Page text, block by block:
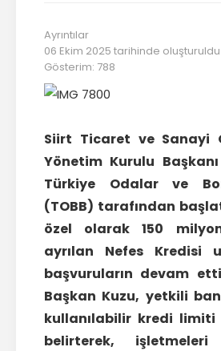
İletişim
Ayrıntılar
06 Ekim 2025 tarihinde oluşturuldu
Gösterim: 788
Siirt Ticaret ve Sanayi
Yönetim Kurulu
Türkiye Odalar ve
(TOBB) tarafından
özel olarak 150
ayrılan Nefes Kredisi
başvuruların devam
Başkan Kuzu, yetkili
kullanılabilir kredi limiti
belirterek,